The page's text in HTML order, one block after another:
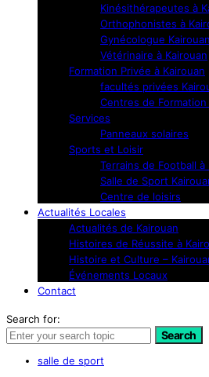
Kinésithérapeutes à
Orthophonistes à
Gynécologue Kairouan
Vétérinaire à Kairouan
Formation Privée à Kairouan
facultés privées
Centres de Formation
Services
Panneaux solaires
Sports et Loisir
Terrains de Football à
Salle de Sport
Centre de loisirs
Actualités Locales
Actualités de Kairouan
Histoires de Réussite à
Histoire et Culture –
Événements Locaux
Contact
Search for:
Search
salle de sport